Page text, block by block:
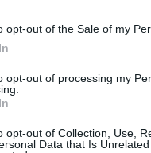
opt-out of the Sale of my
opt-out of processing my
opt-out of Collection, Use,
Data that Is
portfolio.hu
tartalmazza:
cikkarchívum
elmúlt 2 év napon